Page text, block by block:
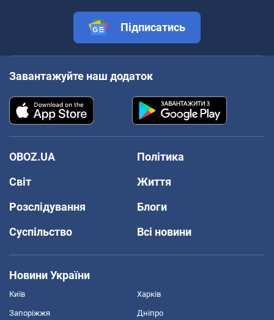
Підписатись
Завантажуйте наш додаток
OBOZ.UA
Політика
Світ
Життя
Розслідування
Блоги
Суспільство
Всі новини
Новини України
Київ Харків
Запоріжжя Дніпро